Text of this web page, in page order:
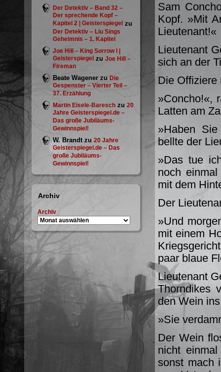
Der Detektiv – Band 32 –
Der sprechende Kopf –
Kapitel 2 | Geisterspiegel zu
Der Detektiv – Liu Sings
Geheimnis – 1. Kapitel
Joe Hill – King Sorrow I |
Geisterspiegel zu Joe Hill –
Fireman
Beate Wagener zu Die
Gespenster – Vierter Teil –
37. Erzählung
Martin Eisele-Baresch zu 20
Jahre Geisterspiegel.de –
Das große Jubiläums-
Gewinnspiel!
W. Brandtzu 20 Jahre
Geisterspiegel.de – Das
große Jubiläums-
Gewinnspiel!
Archiv
Archiv
Sam
Kopf. »Mit
Lieutenant!«
Lieutenant
sich an der
Die Offiziere
»Concho!«,
Latten am
»Haben
bellte der
»Das tue
noch
mit dem
Der
»Und
mit einem
paar blaue
Lieutenant
Thorndikes
den Wein
»Sie
Der Wein
nicht
sonst mach